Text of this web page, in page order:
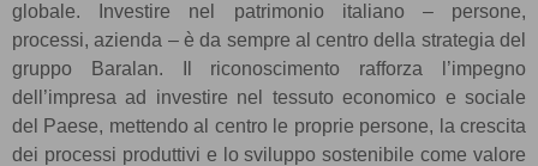
globale. Investire nel patrimonio italiano – persone,
processi, azienda – è da sempre al centro della strategia del
gruppo Baralan. Il riconoscimento rafforza l’impegno
dell’impresa ad investire nel tessuto economico e sociale
del Paese, mettendo al centro le proprie persone, la crescita
dei processi produttivi e lo sviluppo sostenibile come valore